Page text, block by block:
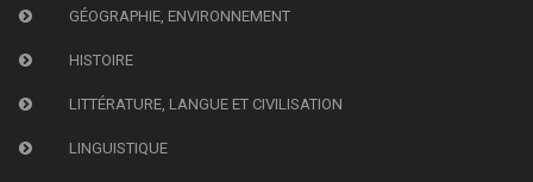
GÉOGRAPHIE, ENVIRONNEMENT
HISTOIRE
LITTÉRATURE, LANGUE ET CIVILISATION
LINGUISTIQUE